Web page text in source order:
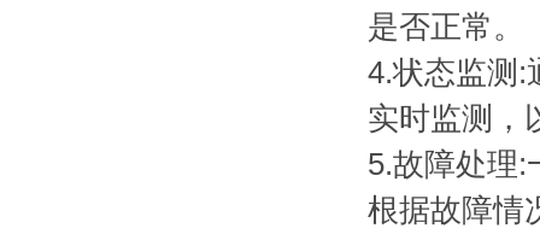
是否正常。
4.状态监测:
实时监测，
5.故障处理:
根据故障情